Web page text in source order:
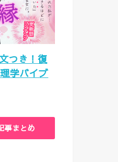
つき！復
学バイブ
事まとめ